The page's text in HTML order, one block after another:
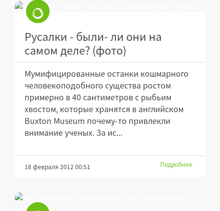
Русалки - были- ли они на
самом деле? (фото)
Мумифицированные останки кошмарного
человекоподобного существа ростом
примерно в 40 сантиметров с рыбьим
хвостом, которые хранятся в английском
Buxton Museum почему-то привлекли
внимание ученых. За ис...
18 февраля 2012 00:51 Подробнее